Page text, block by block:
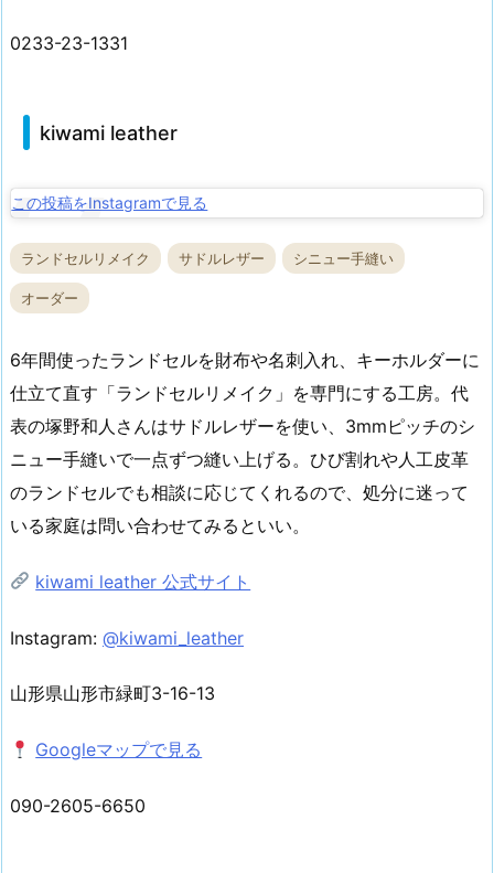
0233-23-1331
kiwami leather
この投稿をInstagramで見る
ランドセルリメイク サドルレザー シニュー手縫い
オーダー
6年間使ったランドセルを財布や名刺入れ、キーホルダーに
仕立て直す「ランドセルリメイク」を専門にする工房。代
表の塚野和人さんはサドルレザーを使い、3mmピッチのシ
ニュー手縫いで一点ずつ縫い上げる。ひび割れや人工皮革
のランドセルでも相談に応じてくれるので、処分に迷って
いる家庭は問い合わせてみるといい。
kiwami leather 公式サイト
Instagram: @kiwami_leather
山形県山形市緑町3-16-13
Googleマップで見る
090-2605-6650